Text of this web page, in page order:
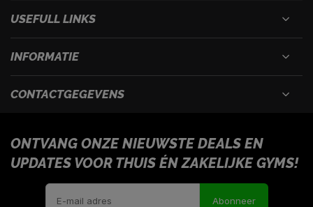
USEFULL LINKS
INFORMATIE
CONTACTGEGEVENS
ONTVANG ONZE NIEUWSTE DEALS EN
UPDATES VOOR THUIS ÉN ZAKELIJKE GYMS!
Abonneer